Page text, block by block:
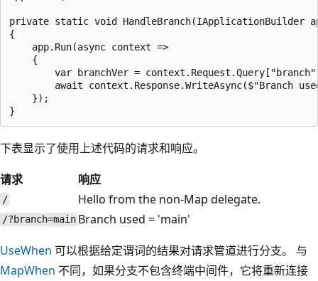
private static void HandleBranch(IApplicationBuilder
{
    app.Run(async context =>
    {
var branchVer =
await context.Response.WriteAsync($"Branch
    });
下表显示了使用上述代码的请求和响应。
请求
响应
/ Hello from the non-Map delegate.
/?branch=main Branch used = 'main'
UseWhen 可以根据给定谓词的结果对请求管道进行分支。 与
MapWhen 不同，如果分支不包含终端中间件，它将重新连接